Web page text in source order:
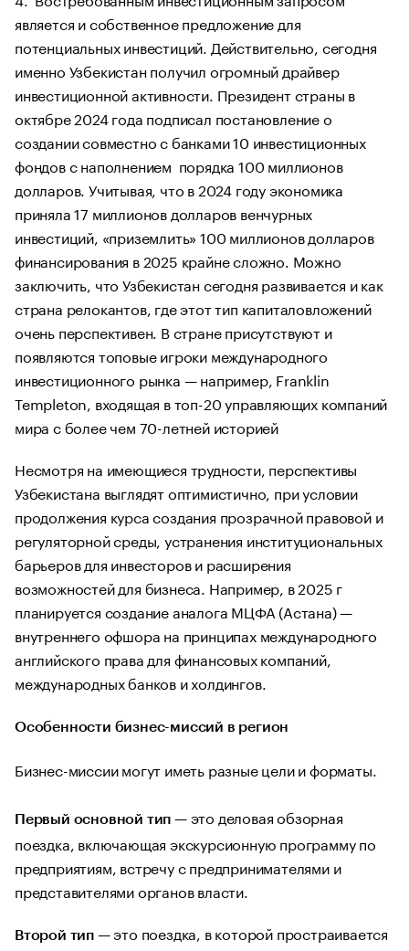
является и собственное предложение для
потенциальных инвестиций. Действительно, сегодня
именно Узбекистан получил огромный драйвер
инвестиционной активности. Президент страны в
октябре 2024 года подписал постановление о
создании совместно с банками 10 инвестиционных
фондов с наполнением порядка 100 миллионов
долларов. Учитывая, что в 2024 году экономика
приняла 17 миллионов долларов венчурных
инвестиций, «приземлить» 100 миллионов долларов
финансирования в 2025 крайне сложно. Можно
заключить, что Узбекистан сегодня развивается и как
страна релокантов, где этот тип капиталовложений
очень перспективен. В стране присутствуют и
появляются топовые игроки международного
инвестиционного рынка — например, Franklin
Templeton, входящая в топ-20 управляющих компаний
мира с более чем 70-летней историей
Несмотря на имеющиеся трудности, перспективы
Узбекистана выглядят оптимистично, при условии
продолжения курса создания прозрачной правовой и
регуляторной среды, устранения институциональных
барьеров для инвесторов и расширения
возможностей для бизнеса. Например, в 2025 г
планируется создание аналога МЦФА (Астана) —
внутреннего офшора на принципах международного
английского права для финансовых компаний,
международных банков и холдингов.
Особенности бизнес-миссий в регион
Бизнес-миссии могут иметь разные цели и форматы.
Первый основной тип — это деловая обзорная
поездка, включающая экскурсионную программу по
предприятиям, встречу с предпринимателями и
представителями органов власти.
Второй тип — это поездка, в которой простраивается